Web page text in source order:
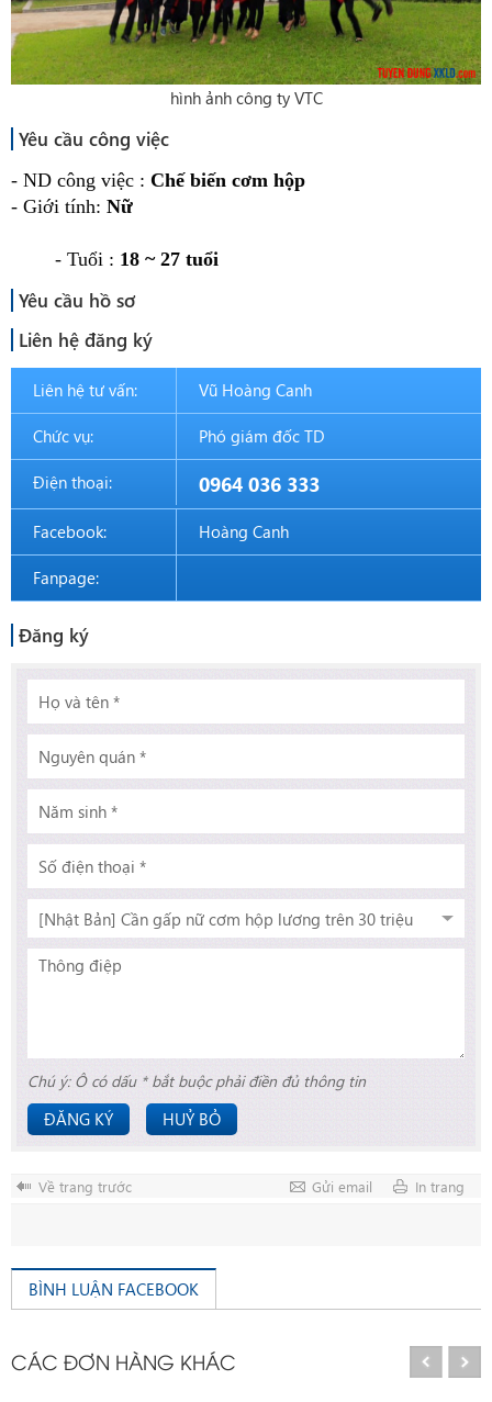
hình ảnh công ty VTC
Yêu cầu công việc
- ND công việc : Chế biến cơm hộp
- Giới tính: Nữ
	- Tuổi :
18 ~ 27 tuổi
Yêu cầu hồ sơ
Liên hệ đăng ký
Liên hệ tư vấn: Vũ Hoàng Canh
Chức vụ: Phó giám đốc TD
Điện thoại: 0964 036 333
Facebook: Hoàng Canh
Fanpage:
Đăng ký
Chú ý: Ô có dấu * bắt buộc phải điền đủ thông tin
ĐĂNG KÝ HUỶ BỎ
Về trang trước Gửi email In trang
BÌNH LUẬN FACEBOOK
CÁC ĐƠN HÀNG KHÁC